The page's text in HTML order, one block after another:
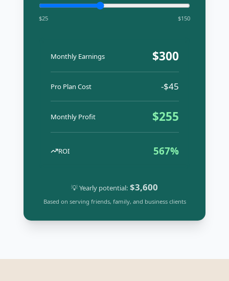
$25 $150
Monthly Earnings $300
Pro Plan Cost -$45
Monthly Profit $255
ROI 567%
💡 Yearly potential: $3,600
Based on serving friends, family, and business clients